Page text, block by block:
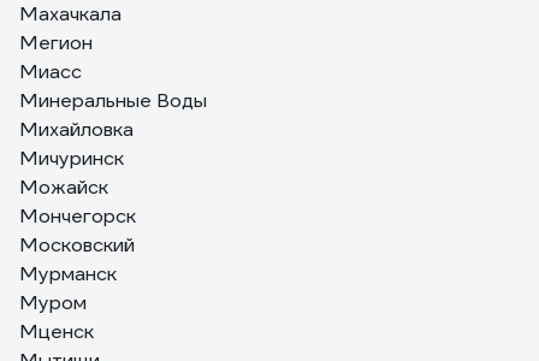
Махачкала
Мегион
Миасс
Минеральные Воды
Михайловка
Мичуринск
Можайск
Мончегорск
Московский
Мурманск
Муром
Мценск